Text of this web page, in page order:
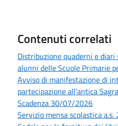
Contenuti correlati
Distribuzione quaderni e
alunni delle Scuole Primarie
Avviso di manifestazione di
partecipazione all’antica
Scadenza 30/07/2026
Servizio mensa scolastica